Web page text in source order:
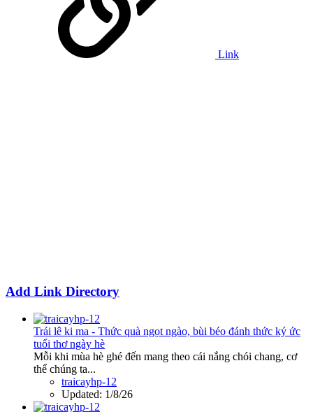
Link
Add Link Directory
Trái lê ki ma - Thức quà ngọt ngào, bùi béo đánh thức ký ức
tuổi thơ ngày hè
Mỗi khi mùa hè ghé đến mang theo cái nắng chói chang, cơ
thể chúng ta...
traicayhp-12
Updated: 1/8/26